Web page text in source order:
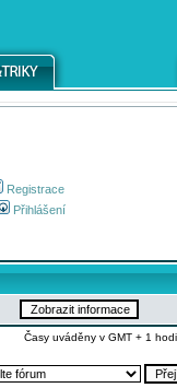
Registrace
Přihlášení
Časy uváděny v GMT + 1